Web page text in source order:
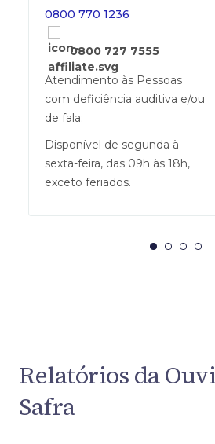
0800 770 1236
0800 727 7555
Atendimento às Pessoas
com deficiência auditiva e/ou
de fala:
Disponível de segunda à
sexta-feira, das 09h às 18h,
exceto feriados.
Relatórios da
Safra